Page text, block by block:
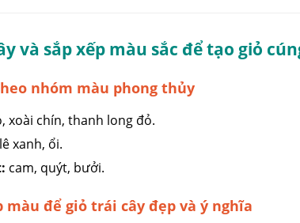
và sắp xếp màu sắc để tạo giỏ
nhóm màu phong thủy
xoài chín, thanh long đỏ.
xanh, ổi.
cam, quýt, bưởi.
màu để giỏ trái cây đẹp và ý nghĩa